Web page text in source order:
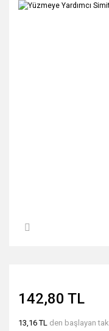
142,80 TL
13,16 TL den başlayan